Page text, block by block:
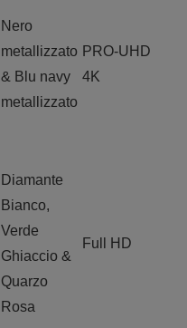
Nero
metallizzato
& Blu navy
metallizzato
PRO-UHD
4K
Diamante
Bianco,
Verde
Ghiaccio &
Quarzo
Rosa
Full HD